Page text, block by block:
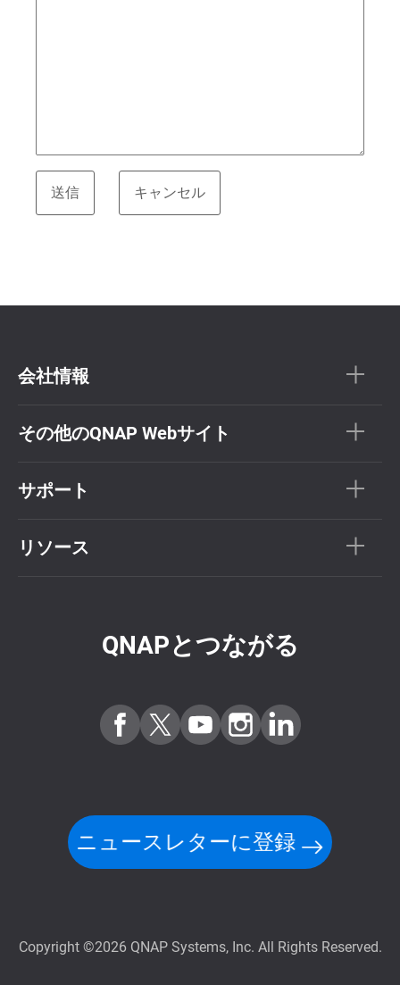
会社情報
その他のQNAP Webサイト
サポート
リソース
QNAPとつながる
ニュースレターに登録
Copyright ©2026 QNAP Systems, Inc. All Rights Reserved.